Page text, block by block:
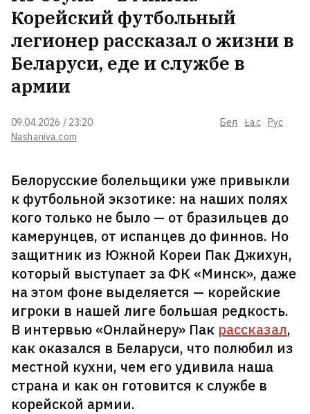
Nashaniva.com
09.04.2026 / 23:20 Бел Łac Рус
Корейский футбольный
легионер рассказал о жизни в
Беларуси, еде и службе в
армии
Белорусские болельщики уже привыкли
к футбольной экзотике: на наших полях
кого только не было — от бразильцев до
камерунцев, от испанцев до финнов. Но
защитник из Южной Кореи Пак Джихун,
который выступает за ФК «Минск», даже
на этом фоне выделяется — корейские
игроки в нашей лиге большая редкость.
В интервью «Онлайнеру» Пак рассказал,
как оказался в Беларуси, что полюбил из
местной кухни, чем его удивила наша
страна и как он готовится к службе в
корейской армии.
Вынесли приговор россиянину,
который пьяным подрался с
охранниками минского метро
3
Минские власти показали, как
машины ВИДЕО
съемкам сериала о милиции
8
Главный корпус Национального
художественного музея
торжественно закроют на
реконструкцию
В Минске строго наказали убийц
киргизского криминального
авторитета